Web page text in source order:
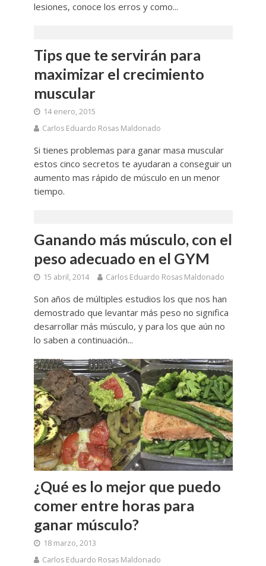
lesiones, conoce los erros y como...
Tips que te servirán para
maximizar el crecimiento
muscular
14 enero, 2015
Carlos Eduardo Rosas Maldonado
Si tienes problemas para ganar masa muscular
estos cinco secretos te ayudaran a conseguir un
aumento mas rápido de músculo en un menor
tiempo.
Ganando más músculo, con el
peso adecuado en el GYM
15 abril, 2014 Carlos Eduardo Rosas Maldonado
Son años de múltiples estudios los que nos han
demostrado que levantar más peso no significa
desarrollar más músculo, y para los que aún no
lo saben a continuación...
¿Qué es lo mejor que puedo
comer entre horas para
ganar músculo?
18 marzo, 2013
Carlos Eduardo Rosas Maldonado